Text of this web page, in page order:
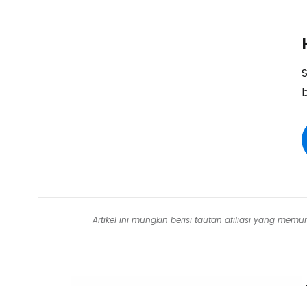
Artikel ini mungkin berisi tautan afiliasi yang